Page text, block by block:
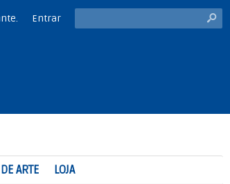
Entrar s
ARTE LOJA